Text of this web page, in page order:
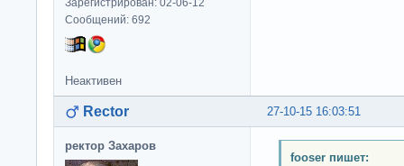
Зарегистрирован: 02-06-12
Сообщений: 692
Неактивен
27-10-15 16:03:51
Rector
ректор Захаров
fooser пишет: